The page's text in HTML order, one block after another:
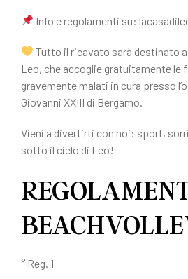
Info e regolamenti su:
Tutto il ricavato sarà destinato
Leo, che accoglie gratuitamente le
gravemente malati in cura presso
Giovanni XXIII di Bergamo.
Vieni a divertirti con noi: sport,
sotto il cielo di Leo!
° Reg. 1